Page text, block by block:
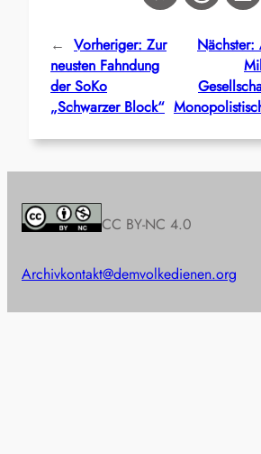
← Vorheriger: Zur
neusten Fahndung
der SoKo
„Schwarzer Block“
Nächster:
CC BY-NC 4.0
Archivkontakt@demvolkedienen.org